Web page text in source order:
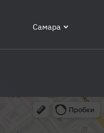
Самара